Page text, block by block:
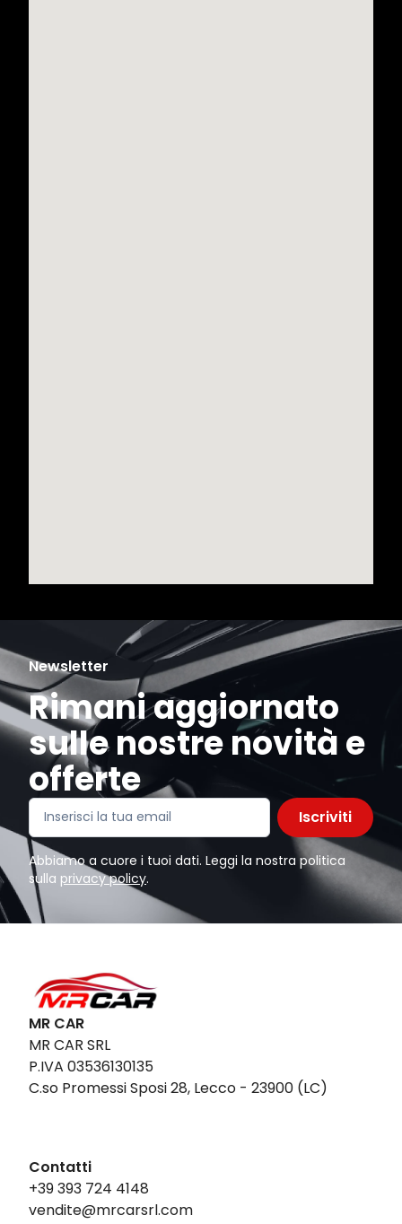
Newsletter
Rimani aggiornato
sulle nostre novità e
offerte
Iscriviti
Abbiamo a cuore i tuoi dati. Leggi la nostra politica
sulla privacy policy.
MR CAR
MR CAR SRL
P.IVA 03536130135
C.so Promessi Sposi 28, Lecco - 23900 (LC)
Contatti
+39 393 724 4148
vendite@mrcarsrl.com